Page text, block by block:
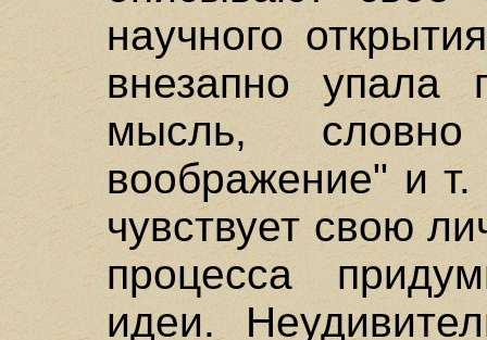
научного
внезапно упала
мысль,
воображение" и
чувствует свою
процесса
идеи.